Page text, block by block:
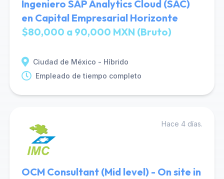
Ingeniero SAP Analytics Cloud (SAC)
en Capital Empresarial Horizonte
$80,000 a 90,000 MXN (Bruto)
Ciudad de México - Híbrido
Empleado de tiempo completo
Hace 4 días.
OCM Consultant (Mid level) - On site in